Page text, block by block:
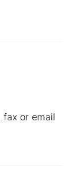
fax or email